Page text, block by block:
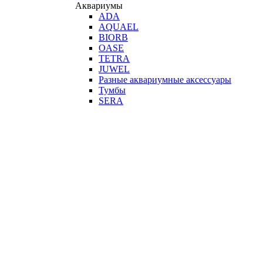
Аквариумы
ADA
AQUAEL
BIORB
OASE
TETRA
JUWEL
Разные аквариумные аксессуары
Тумбы
SERA